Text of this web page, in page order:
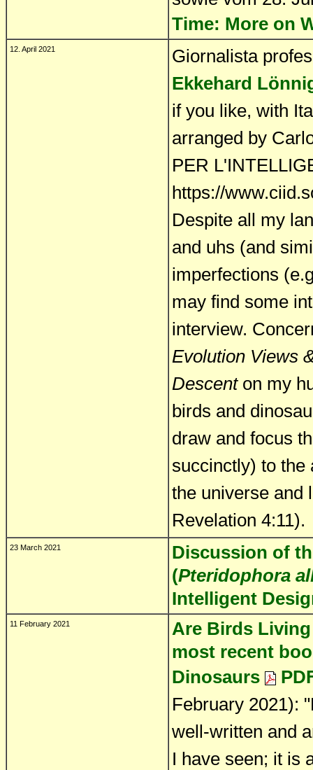
Time: More on
12. April 2021
Giornalista
Ekkehard
if you like, with
arranged by
PER
https://
Despite all my
and uhs (and
imperfections
may find some
interview.
Evolution Views
Descenton my
birds and
draw and focus
succinctly) to the
the universe and
Revelation 4:11).
23 March 2021
Discussion of
(Pteridophora
Intelligent
11 February 2021
Are Birds Living
most recent
Dinosaurs
February 2021):
well-written and
I have seen; it is